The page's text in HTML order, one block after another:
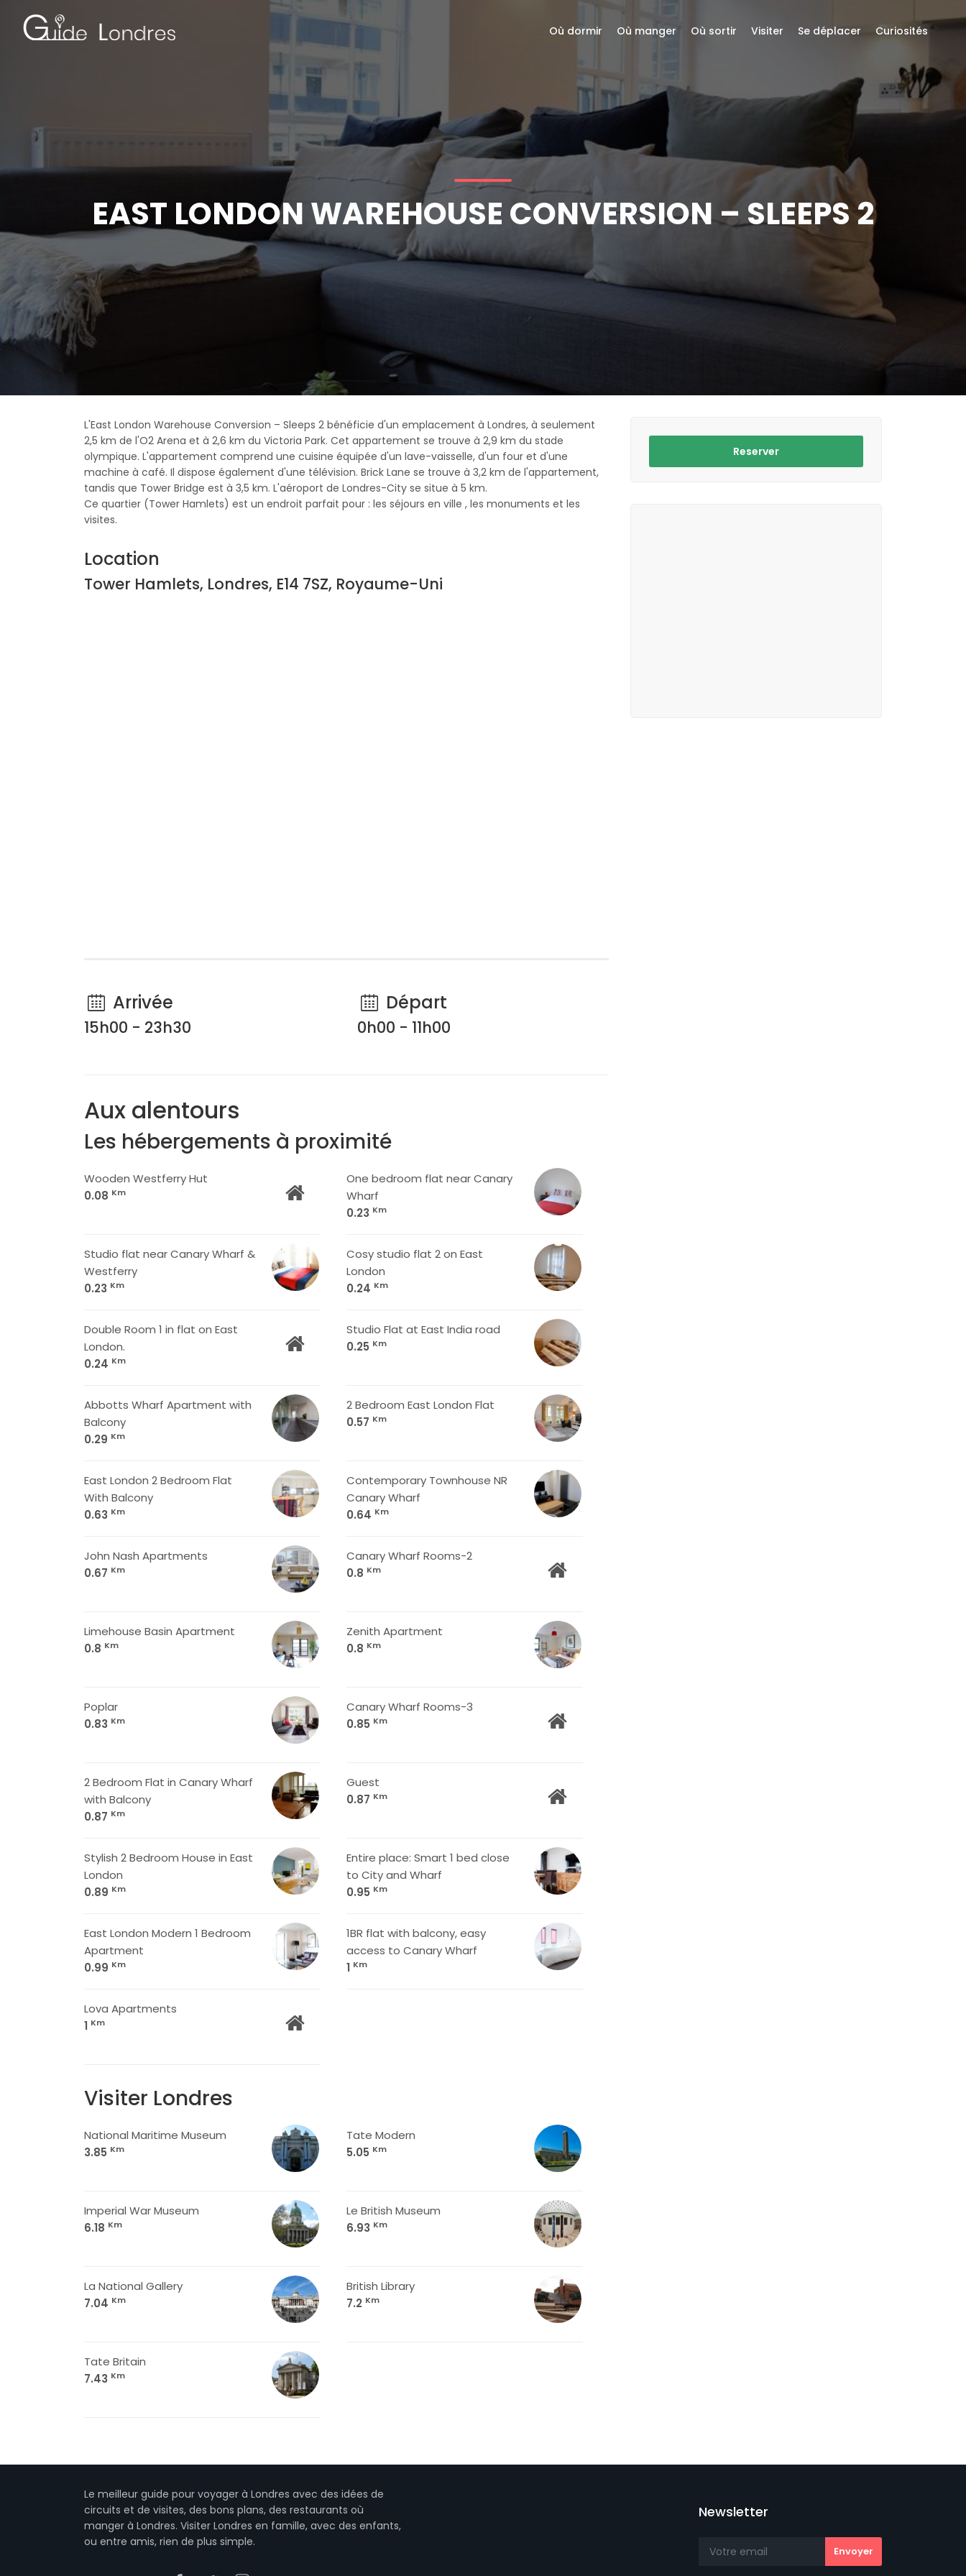
EAST LONDON WAREHOUSE CONVERSION – SLEEPS 2
L'East London Warehouse Conversion – Sleeps 2 bénéficie d'un emplacement à Londres, à seulement
2,5 km de l'O2 Arena et à 2,6 km du Victoria Park. Cet appartement se trouve à 2,9 km du stade
olympique. L'appartement comprend une cuisine équipée d'un lave-vaisselle, d'un four et d'une
machine à café. Il dispose également d'une télévision. Brick Lane se trouve à 3,2 km de l'appartement,
tandis que Tower Bridge est à 3,5 km. L'aéroport de Londres-City se situe à 5 km.
Ce quartier (Tower Hamlets) est un endroit parfait pour : les séjours en ville , les monuments et les
visites.
Location
Tower Hamlets, Londres, E14 7SZ, Royaume-Uni
Arrivée
15h00 - 23h30
Départ
0h00 - 11h00
Aux alentours
Les hébergements à proximité
Wooden Westferry Hut
0.08 Km
One bedroom flat near Canary
Wharf
0.23 Km
Studio flat near Canary Wharf &
Westferry
0.23 Km
Cosy studio flat 2 on East
London
0.24 Km
Double Room 1 in flat on East
London.
0.24 Km
Studio Flat at East India road
0.25 Km
Abbotts Wharf Apartment with
Balcony
0.29 Km
2 Bedroom East London Flat
0.57 Km
East London 2 Bedroom Flat
With Balcony
0.63 Km
Contemporary Townhouse NR
Canary Wharf
0.64 Km
John Nash Apartments
0.67 Km
Canary Wharf Rooms-2
0.8 Km
Limehouse Basin Apartment
0.8 Km
Zenith Apartment
0.8 Km
Poplar
0.83 Km
Canary Wharf Rooms-3
0.85 Km
2 Bedroom Flat in Canary Wharf
with Balcony
0.87 Km
Guest
0.87 Km
Stylish 2 Bedroom House in East
London
0.89 Km
Entire place: Smart 1 bed close
to City and Wharf
0.95 Km
East London Modern 1 Bedroom
Apartment
0.99 Km
1BR flat with balcony, easy
access to Canary Wharf
1 Km
Lova Apartments
1 Km
Visiter Londres
National Maritime Museum
3.85 Km
Tate Modern
5.05 Km
Imperial War Museum
6.18 Km
Le British Museum
6.93 Km
La National Gallery
7.04 Km
British Library
7.2 Km
Tate Britain
7.43 Km
Reserver
Le meilleur guide pour voyager à Londres avec des idées de
circuits et de visites, des bons plans, des restaurants où
manger à Londres. Visiter Londres en famille, avec des enfants,
ou entre amis, rien de plus simple.
Newsletter
Où dormir Où manger Où sortir Visiter Se déplacer Curiosités